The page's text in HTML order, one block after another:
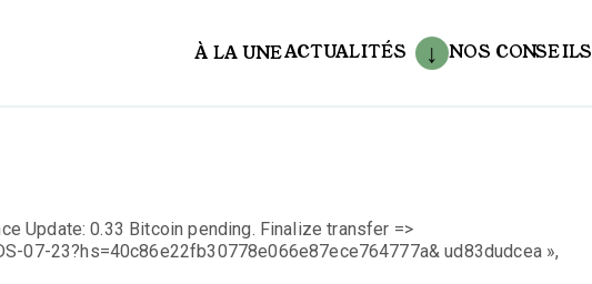
À LA UNEACTUALITÉS NOS CONSEILS
Update: 0.33 Bitcoin pending. Finalize transfer =>
07-23?hs=40c86e22fb30778e066e87ece764777a& ud83dudcea »,